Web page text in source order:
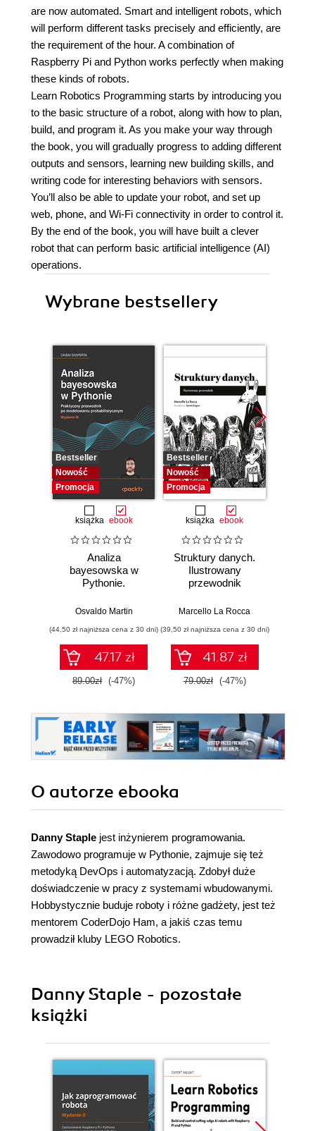
are now automated. Smart and intelligent robots, which
will perform different tasks precisely and efficiently, are
the requirement of the hour. A combination of
Raspberry Pi and Python works perfectly when making
these kinds of robots.
Learn Robotics Programming starts by introducing you
to the basic structure of a robot, along with how to plan,
build, and program it. As you make your way through
the book, you will gradually progress to adding different
outputs and sensors, learning new building skills, and
writing code for interesting behaviors with sensors.
You’ll also be able to update your robot, and set up
web, phone, and Wi-Fi connectivity in order to control it.
By the end of the book, you will have built a clever
robot that can perform basic artificial intelligence (AI)
operations.
Wybrane bestsellery
Bestseller
Nowość
Promocja
książka ebook
Analiza
bayesowska w
Pythonie.
przewodnik po
probabilistycznym.
Wydanie III
Osvaldo Martin
(44,50 zł najniższa cena z 30 dni)
47.17 zł
89.00zł (-47%)
Bestseller
Nowość
Promocja
książka ebook
Struktury danych.
Ilustrowany
przewodnik
Marcello La Rocca
(39,50 zł najniższa cena z 30 dni)
41.87 zł
79.00zł (-47%)
O autorze ebooka
Danny Staple jest inżynierem programowania.
Zawodowo programuje w Pythonie, zajmuje się też
metodyką DevOps i automatyzacją. Zdobył duże
doświadczenie w pracy z systemami wbudowanymi.
Hobbystycznie buduje roboty i różne gadżety, jest też
mentorem CoderDojo Ham, a jakiś czas temu
prowadził kluby LEGO Robotics.
Danny Staple - pozostałe
książki